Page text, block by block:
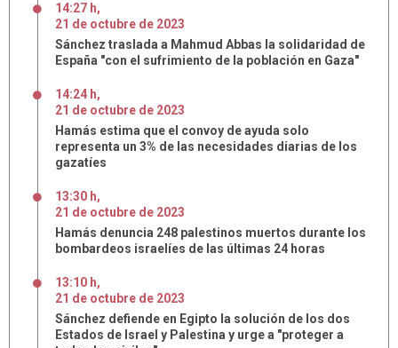
14:27 h,
21 de octubre de 2023
Sánchez traslada a Mahmud Abbas la solidaridad de
España "con el sufrimiento de la población en Gaza"
14:24 h,
21 de octubre de 2023
Hamás estima que el convoy de ayuda solo
representa un 3% de las necesidades diarias de los
gazatíes
13:30 h,
21 de octubre de 2023
Hamás denuncia 248 palestinos muertos durante los
bombardeos israelíes de las últimas 24 horas
13:10 h,
21 de octubre de 2023
Sánchez defiende en Egipto la solución de los dos
Estados de Israel y Palestina y urge a "proteger a